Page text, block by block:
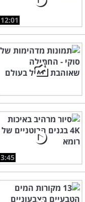
12:01
3:45